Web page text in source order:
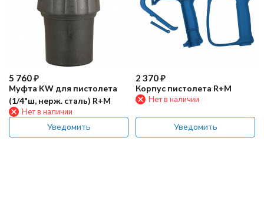
5 760₽
Муфта KW для пистолета
(1/4"ш, нерж. сталь) R+M
Нет в наличии
Уведомить
2 370₽
Корпус пистолета R+M
Нет в наличии
Уведомить